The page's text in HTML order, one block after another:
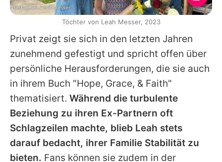
Privat zeigt sie sich in den letzten Jahren
zunehmend gefestigt und spricht offen über
persönliche Herausforderungen, die sie auch
in ihrem Buch "Hope, Grace, & Faith"
thematisiert. Während die turbulente
Beziehung zu ihren Ex-Partnern oft
Schlagzeilen machte, blieb Leah stets
darauf bedacht, ihrer Familie Stabilität zu
bieten. Fans können sie zudem in der
Instagram / leahmesser
Töchter von Leah Messer, 2023